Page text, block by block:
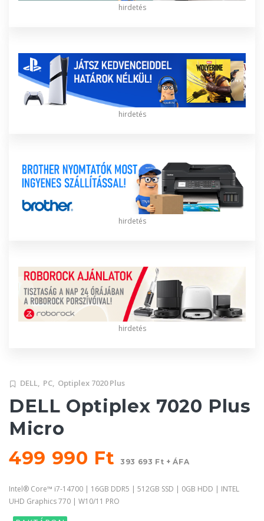
hirdetés
hirdetés
hirdetés
hirdetés
DELL, PC, Optiplex 7020 Plus
DELL Optiplex 7020 Plus
Micro
499 990 Ft
393 693 Ft + ÁFA
Intel® Core™ i7-14700 | 16GB DDR5 | 512GB SSD | 0GB HDD | INTEL
UHD Graphics 770 | W10/11 PRO